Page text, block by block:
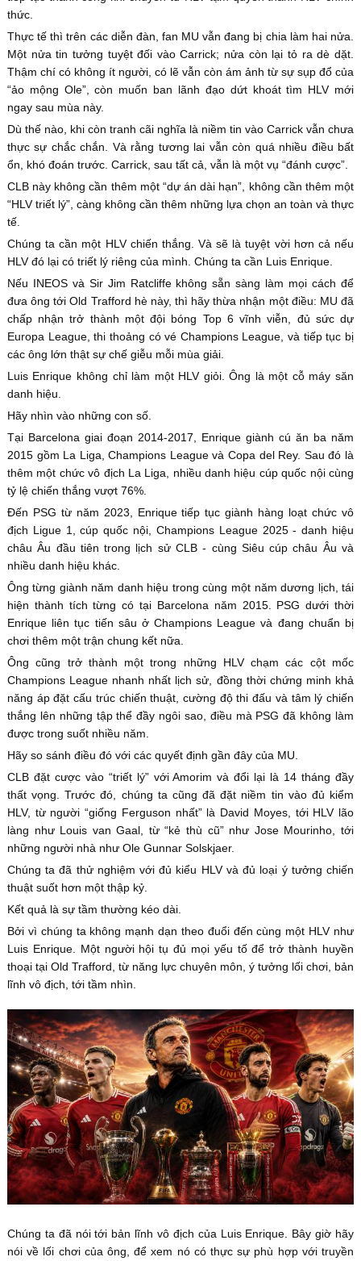
thức.
Thực tế thì trên các diễn đàn, fan MU vẫn đang bị chia làm hai nửa.
Một nửa tin tưởng tuyệt đối vào Carrick; nửa còn lại tỏ ra dè dặt.
Thậm chí có không ít người, có lẽ vẫn còn ám ảnh từ sự sụp đổ của
“ảo mộng Ole”, còn muốn ban lãnh đạo dứt khoát tìm HLV mới
ngay sau mùa này.
Dù thế nào, khi còn tranh cãi nghĩa là niềm tin vào Carrick vẫn chưa
thực sự chắc chắn. Và rằng tương lai vẫn còn quá nhiều điều bất
ổn, khó đoán trước. Carrick, sau tất cả, vẫn là một vụ “đánh cược”.
CLB này không cần thêm một “dự án dài hạn”, không cần thêm một
“HLV triết lý”, càng không cần thêm những lựa chọn an toàn và thực
tế.
Chúng ta cần một HLV chiến thắng. Và sẽ là tuyệt vời hơn cả nếu
HLV đó lại có triết lý riêng của mình. Chúng ta cần Luis Enrique.
Nếu INEOS và Sir Jim Ratcliffe không sẵn sàng làm mọi cách để
đưa ông tới Old Trafford hè này, thì hãy thừa nhận một điều: MU đã
chấp nhận trở thành một đội bóng Top 6 vĩnh viễn, đủ sức dự
Europa League, thi thoảng có vé Champions League, và tiếp tục bị
các ông lớn thật sự chế giễu mỗi mùa giải.
Luis Enrique không chỉ làm một HLV giỏi. Ông là một cỗ máy săn
danh hiệu.
Hãy nhìn vào những con số.
Tại Barcelona giai đoạn 2014-2017, Enrique giành cú ăn ba năm
2015 gồm La Liga, Champions League và Copa del Rey. Sau đó là
thêm một chức vô địch La Liga, nhiều danh hiệu cúp quốc nội cùng
tỷ lệ chiến thắng vượt 76%.
Đến PSG từ năm 2023, Enrique tiếp tục giành hàng loạt chức vô
địch Ligue 1, cúp quốc nội, Champions League 2025 - danh hiệu
châu Âu đầu tiên trong lịch sử CLB - cùng Siêu cúp châu Âu và
nhiều danh hiệu khác.
Ông từng giành năm danh hiệu trong cùng một năm dương lịch, tái
hiện thành tích từng có tại Barcelona năm 2015. PSG dưới thời
Enrique liên tục tiến sâu ở Champions League và đang chuẩn bị
chơi thêm một trận chung kết nữa.
Ông cũng trở thành một trong những HLV chạm các cột mốc
Champions League nhanh nhất lịch sử, đồng thời chứng minh khả
năng áp đặt cấu trúc chiến thuật, cường độ thi đấu và tâm lý chiến
thắng lên những tập thể đầy ngôi sao, điều mà PSG đã không làm
được trong suốt nhiều năm.
Hãy so sánh điều đó với các quyết định gần đây của MU.
CLB đặt cược vào “triết lý” với Amorim và đổi lại là 14 tháng đầy
thất vọng. Trước đó, chúng ta cũng đã đặt niềm tin vào đủ kiểm
HLV, từ người “giống Ferguson nhất” là David Moyes, tới HLV lão
làng như Louis van Gaal, từ “kẻ thù cũ” như Jose Mourinho, tới
những người nhà như Ole Gunnar Solskjaer.
Chúng ta đã thử nghiệm với đủ kiểu HLV và đủ loại ý tưởng chiến
thuật suốt hơn một thập kỷ.
Kết quả là sự tầm thường kéo dài.
Bởi vì chúng ta không mạnh dạn theo đuổi đến cùng một HLV như
Luis Enrique. Một người hội tụ đủ mọi yếu tố để trở thành huyền
thoại tại Old Trafford, từ năng lực chuyên môn, ý tưởng lối chơi, bản
lĩnh vô địch, tới tầm nhìn.
Chúng ta đã nói tới bản lĩnh vô địch của Luis Enrique. Bây giờ hãy
nói về lối chơi của ông, để xem nó có thực sự phù hợp với truyền